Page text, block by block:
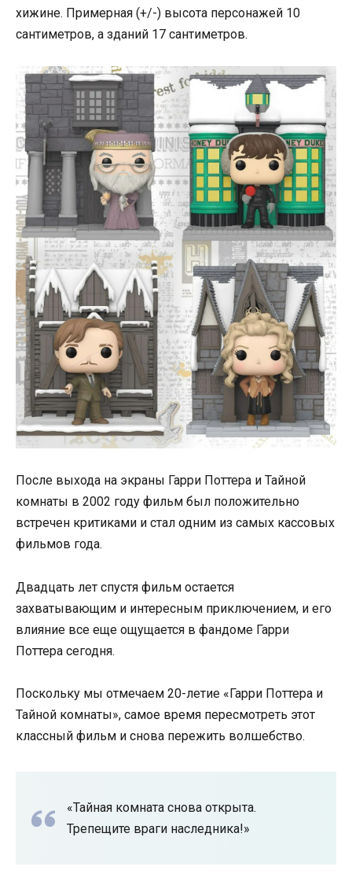
хижине. Примерная (+/-) высота персонажей 10
сантиметров, а зданий 17 сантиметров.
После выхода на экраны Гарри Поттера и Тайной
комнаты в 2002 году фильм был положительно
встречен критиками и стал одним из самых кассовых
фильмов года.
Двадцать лет спустя фильм остается
захватывающим и интересным приключением, и его
влияние все еще ощущается в фандоме Гарри
Поттера сегодня.
Поскольку мы отмечаем 20-летие «Гарри Поттера и
Тайной комнаты», самое время пересмотреть этот
классный фильм и снова пережить волшебство.
«Тайная комната снова открыта.
Трепещите враги наследника!»